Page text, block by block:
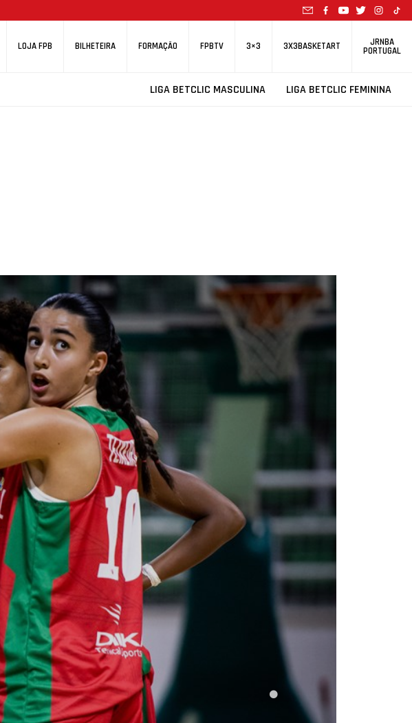
LOJA FPB BILHETEIRA FORMAÇÃO FPBTV 3×3 3X3BASKETART JRNBA
PORTUGAL
LIGA BETCLIC MASCULINA LIGA BETCLIC FEMININA